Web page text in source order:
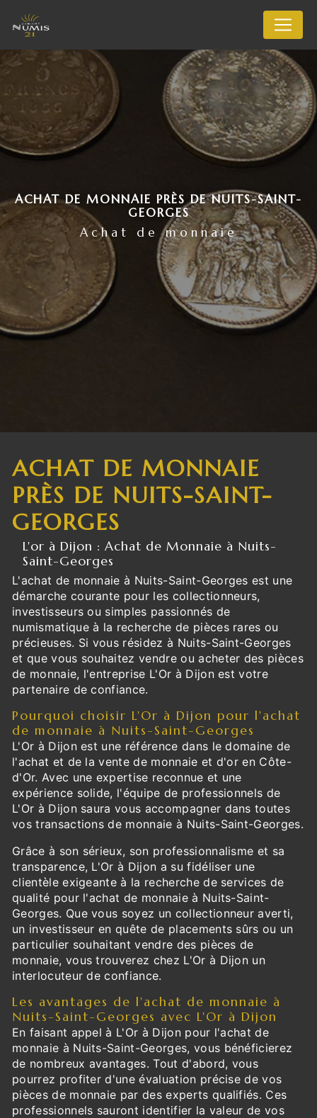
ACHAT DE MONNAIE PRÈS DE NUITS-SAINT-
GEORGES
Achat de monnaie
ACHAT DE MONNAIE
PRÈS DE NUITS-SAINT-
GEORGES
L'or à Dijon : Achat de Monnaie à Nuits-
Saint-Georges
L'achat de monnaie à Nuits-Saint-Georges est une
démarche courante pour les collectionneurs,
investisseurs ou simples passionnés de
numismatique à la recherche de pièces rares ou
précieuses. Si vous résidez à Nuits-Saint-Georges
et que vous souhaitez vendre ou acheter des pièces
de monnaie, l'entreprise L'Or à Dijon est votre
partenaire de confiance.
Pourquoi choisir L'Or à Dijon pour l'achat
de monnaie à Nuits-Saint-Georges
L'Or à Dijon est une référence dans le domaine de
l'achat et de la vente de monnaie et d'or en Côte-
d'Or. Avec une expertise reconnue et une
expérience solide, l'équipe de professionnels de
L'Or à Dijon saura vous accompagner dans toutes
vos transactions de monnaie à Nuits-Saint-Georges.
Grâce à son sérieux, son professionnalisme et sa
transparence, L'Or à Dijon a su fidéliser une
clientèle exigeante à la recherche de services de
qualité pour l'achat de monnaie à Nuits-Saint-
Georges. Que vous soyez un collectionneur averti,
un investisseur en quête de placements sûrs ou un
particulier souhaitant vendre des pièces de
monnaie, vous trouverez chez L'Or à Dijon un
interlocuteur de confiance.
Les avantages de l'achat de monnaie à
Nuits-Saint-Georges avec L'Or à Dijon
En faisant appel à L'Or à Dijon pour l'achat de
monnaie à Nuits-Saint-Georges, vous bénéficierez
de nombreux avantages. Tout d'abord, vous
pourrez profiter d'une évaluation précise de vos
pièces de monnaie par des experts qualifiés. Ces
professionnels sauront identifier la valeur de vos